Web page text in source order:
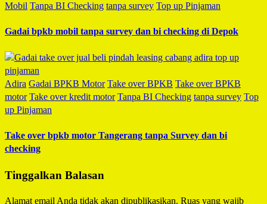
Mobil Tanpa BI Checking tanpa survey Top up Pinjaman
Gadai bpkb mobil tanpa survey dan bi checking di Depok
Adira Gadai BPKB Motor Take over BPKB Take over BPKB
motor Take over kredit motor Tanpa BI Checking tanpa survey Top
up Pinjaman
Take over bpkb motor Tangerang tanpa Survey dan bi
checking
Tinggalkan Balasan
Alamat email Anda tidak akan dipublikasikan. Ruas yang wajib